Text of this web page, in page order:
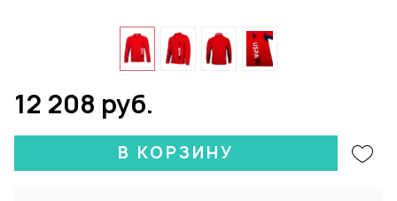
12 208 руб.
В КОРЗИНУ